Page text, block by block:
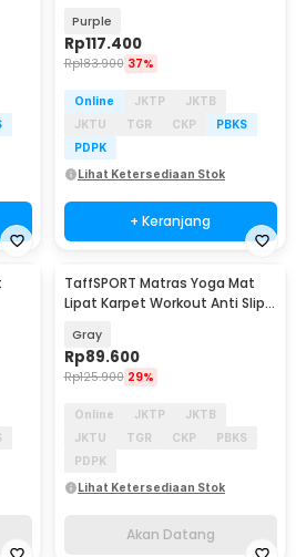
Purple
Rp117.400
Rp183.900 37%
Online JKTP
JKTB
JKTU
TGR CKP
PBKS
PDPK
Lihat Ketersediaan Stok
+ Keranjang
Akan Datang
TaffSPORT Matras Yoga Mat
Lipat Karpet Workout Anti Slip
Gray
Rp89.600
Rp125.900 29%
Online JKTP
JKTB
JKTU
TGR CKP
PBKS
PDPK
Lihat Ketersediaan Stok
Akan Datang